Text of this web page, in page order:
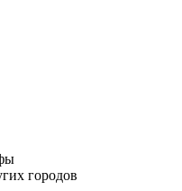
городов